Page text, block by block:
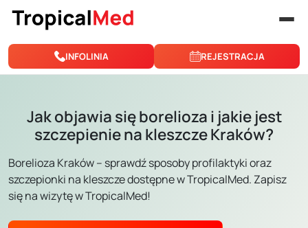
Przejdź do treści
INFOLINIA REJESTRACJA
Jak objawia się borelioza i jakie jest
szczepienie na kleszcze Kraków?
Borelioza Kraków – sprawdź sposoby profilaktyki oraz
szczepionki na kleszcze dostępne w TropicalMed. Zapisz
się na wizytę w TropicalMed!